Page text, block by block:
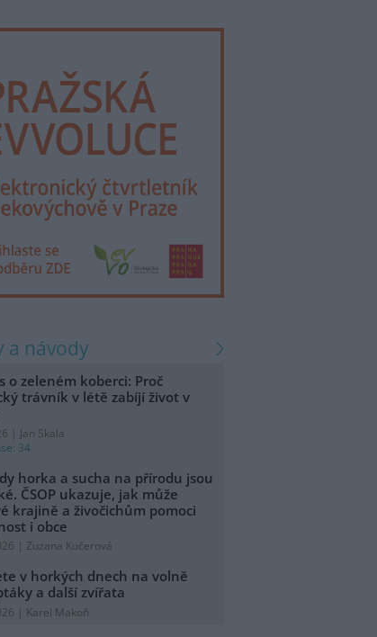
a návody
o zeleném koberci: Proč
trávník v létě zabíjí život v
| Jan Skala
34
horka a sucha na přírodu jsou
ČSOP ukazuje, jak může
krajině a živočichům pomoci
i obce
| Zuzana Kučerová
v horkých dnech na volně
a další zvířata
| Karel Makoň